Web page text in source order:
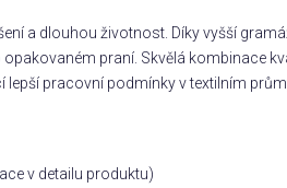
a dlouhou životnost. Díky vyšší
praní. Skvělá kombinace
pracovní podmínky v textilním
v detailu produktu)